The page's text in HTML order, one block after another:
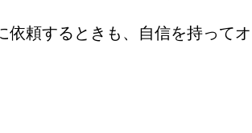
頼するときも、自信を持って